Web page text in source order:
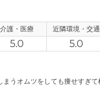
介護・医療 近隣環境・交通
5.0 5.0
うオムツをしても痩せすぎ